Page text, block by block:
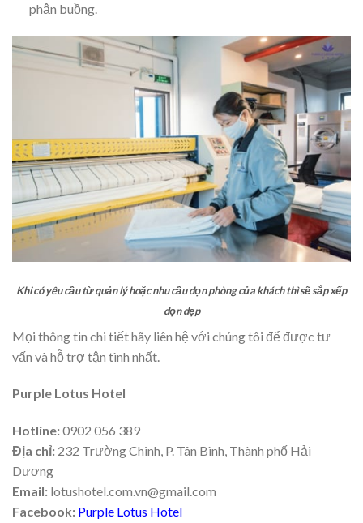
phận buồng.
Khi có yêu cầu từ quản lý hoặc nhu cầu dọn phòng của khách thì sẽ sắp xếp
dọn dẹp
Mọi thông tin chi tiết hãy liên hệ với chúng tôi để được tư
vấn và hỗ trợ tận tình nhất.
Purple Lotus Hotel
Hotline:0902 056 389
Địa chỉ: 232 Trường Chinh, P. Tân Bình, Thành phố Hải
Dương
Email: lotushotel.com.vn@gmail.com
Facebook: Purple Lotus Hotel